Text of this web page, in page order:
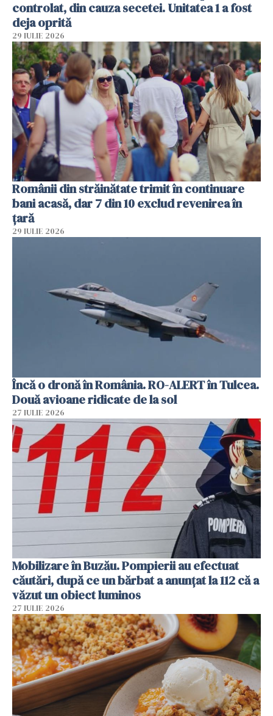
controlat, din cauza secetei. Unitatea 1 a fost
deja oprită
29 IULIE 2026
Românii din străinătate trimit în continuare
bani acasă, dar 7 din 10 exclud revenirea în
țară
29 IULIE 2026
Încă o dronă în România. RO-ALERT în Tulcea.
Două avioane ridicate de la sol
27 IULIE 2026
Mobilizare în Buzău. Pompierii au efectuat
căutări, după ce un bărbat a anunțat la 112 că a
văzut un obiect luminos
27 IULIE 2026